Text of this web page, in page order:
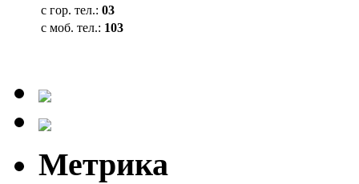
с гор. тел.: 03
с моб. тел.: 103
Метрика